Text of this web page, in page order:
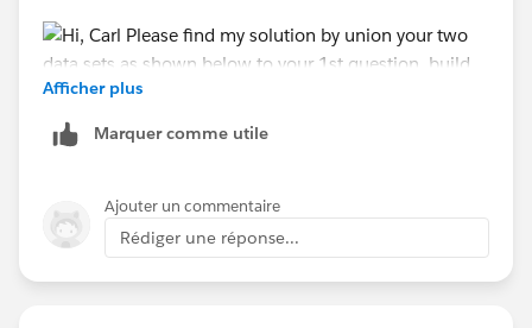
to your 1st question, build the view like below to show
how many orders compare to how many sign up for
Afficher plus
Marquer comme utile
Ajouter un commentaire
Rédiger une réponse...